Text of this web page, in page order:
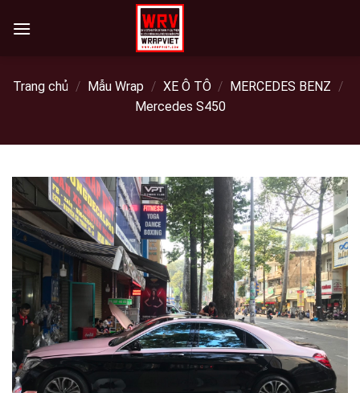
Trang chủ / Mẫu Wrap / XE Ô TÔ / MERCEDES BENZ /
Mercedes S450